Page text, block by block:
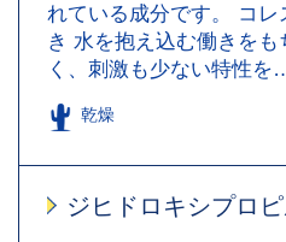
れている成分です。 コ
き 水を抱え込む働きをも
く、刺激も少ない特性を
乾燥
ジヒドロキシプロ